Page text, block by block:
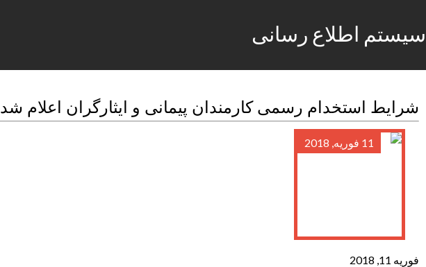
سیستم اطلاع رسانی
شرایط استخدام رسمی کارمندان پیمانی و ایثارگران اعلام شد
11 فوریه, 2018
فوریه 11, 2018